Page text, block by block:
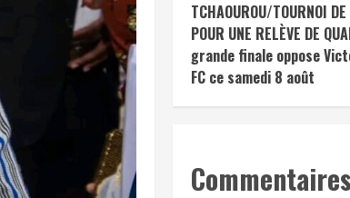
TCHAOUROU/TOURNOI
POUR UNE RELÈVE DE
grande finale oppose
FC ce samedi 8 août